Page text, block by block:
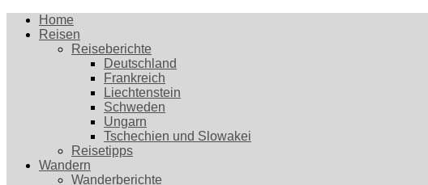
Home
Reisen
Reiseberichte
Deutschland
Frankreich
Liechtenstein
Schweden
Ungarn
Tschechien und Slowakei
Reisetipps
Wandern
Wanderberichte